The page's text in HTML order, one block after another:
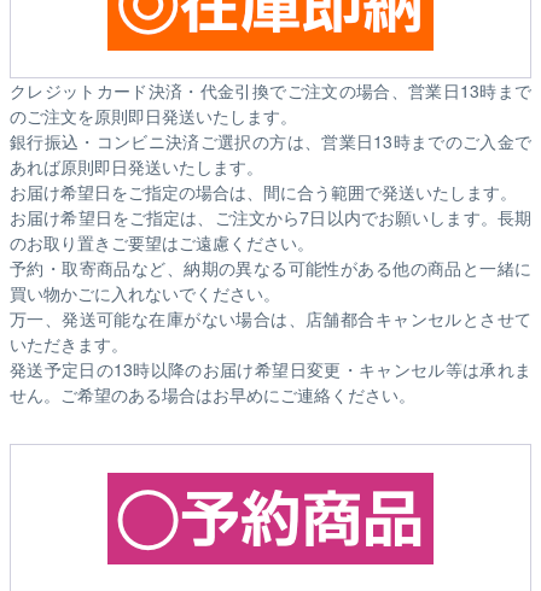
クレジットカード決済・代金引換でご注文の場合、営業日13時まで
のご注文を原則即日発送いたします。
銀行振込・コンビニ決済ご選択の方は、営業日13時までのご入金で
あれば原則即日発送いたします。
お届け希望日をご指定の場合は、間に合う範囲で発送いたします。
お届け希望日をご指定は、ご注文から7日以内でお願いします。長期
のお取り置きご要望はご遠慮ください。
予約・取寄商品など、納期の異なる可能性がある他の商品と一緒に
買い物かごに入れないでください。
万一、発送可能な在庫がない場合は、店舗都合キャンセルとさせて
いただきます。
発送予定日の13時以降のお届け希望日変更・キャンセル等は承れま
せん。ご希望のある場合はお早めにご連絡ください。